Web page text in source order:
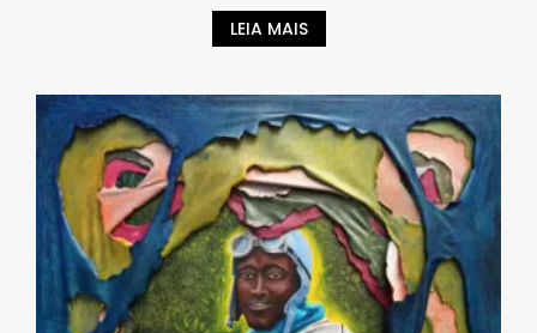
LEIA MAIS